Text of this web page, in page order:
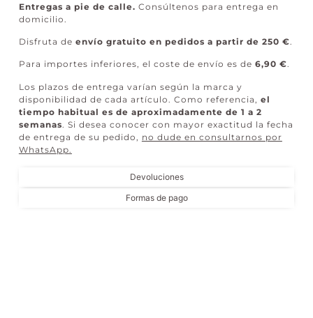
Devoluciones
Formas de pago
Entregas a pie de calle. Consúltenos para entrega en
domicilio.
Disfruta de envío gratuito en pedidos a partir de 250 €.
Para importes inferiores, el coste de envío es de 6,90 €.
Los plazos de entrega varían según la marca y
disponibilidad de cada artículo. Como referencia, el
tiempo habitual es de aproximadamente de 1 a 2
semanas . Si desea conocer con mayor exactitud la fecha
de entrega de su pedido, no dude en consultarnos por
WhatsApp